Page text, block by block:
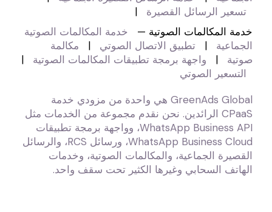
تسعير الرسائل القصيرة
|
خدمة المكالمات الصوتية —
خدمة المكالمات الصوتية
الجماعية
| تطبيق الاتصال الصوتي |
مكالمة
صوتية
| واجهة برمجة تطبيقات المكالمات الصوتية
|
التسعير الصوتي
GreenAds Global هي واحدة من مزودي خدمة
CPaaS الرائدين. نحن نقدم مجموعة من الخدمات مثل
WhatsApp Business API، وواجهة برمجة تطبيقات
WhatsApp Business Cloud، ورسائل RCS، والرسائل
القصيرة الجماعية، والمكالمات الصوتية، وخدمات
الهاتف السحابي وغيرها الكثير تحت سقف واحد.